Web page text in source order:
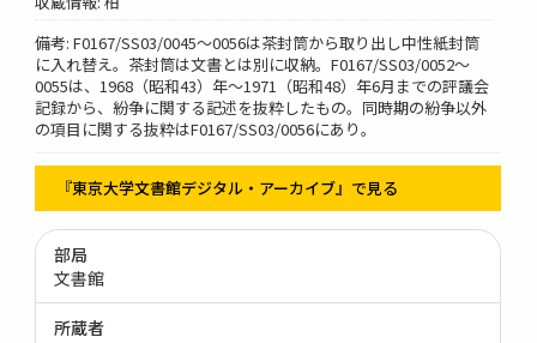
備考: F0167/SS03/0045～0056は茶封筒から取り出し中性紙封筒
に入れ替え。茶封筒は文書とは別に収納。F0167/SS03/0052～
0055は、1968（昭和43）年～1971（昭和48）年6月までの評議会
記録から、紛争に関する記述を抜粋したもの。同時期の紛争以外
の項目に関する抜粋はF0167/SS03/0056にあり。
『東京大学文書館デジタル・アーカイブ』で見る
部局
文書館
所蔵者